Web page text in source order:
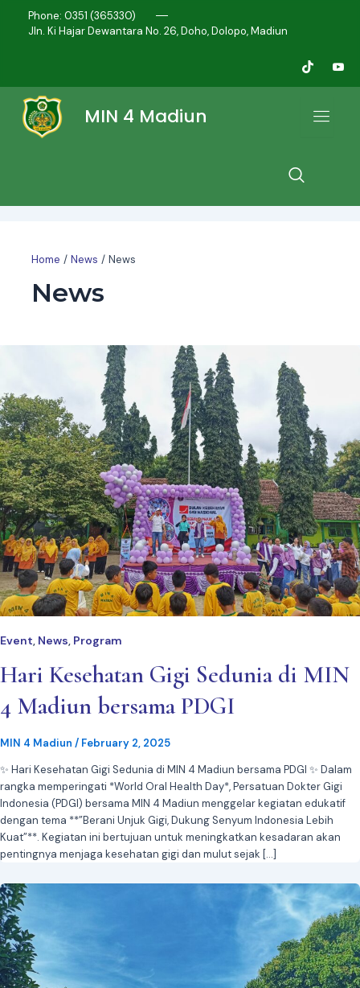
Phone: 0351 (365330)
Jln. Ki Hajar Dewantara No. 26, Doho, Dolopo, Madiun
MIN 4 Madiun
Home News News
News
Event, News, Program
Hari Kesehatan Gigi Sedunia di MIN
4 Madiun bersama PDGI
MIN 4 Madiun / February 2, 2025
✨ Hari Kesehatan Gigi Sedunia di MIN 4 Madiun bersama PDGI ✨ Dalam
rangka memperingati *World Oral Health Day*, Persatuan Dokter Gigi
Indonesia (PDGI) bersama MIN 4 Madiun menggelar kegiatan edukatif
dengan tema **”Berani Unjuk Gigi, Dukung Senyum Indonesia Lebih
Kuat”**. Kegiatan ini bertujuan untuk meningkatkan kesadaran akan
pentingnya menjaga kesehatan gigi dan mulut sejak […]
pagination